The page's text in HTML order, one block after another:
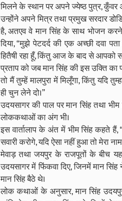
मिलने के स्थान पर अपने ज्येष्ठ पुत्र,
उन्होंने अपने मित्र तथा प्रमुख सरदार
है, अतएव वे मान सिंह के साथ भोजन करने
दिया, “मुझे पेटदर्द की एक अच्छी दवा
हितैषी रहा हूँ, किंतु आज के बाद से आपको
प्रताप को जब मान सिंह की इस उक्ति का
तो मैं तुम्हें मालपुरा में मिलूँगा, किंतु यदि
ही चुन लेने दो।”
उदयसागर की पाल पर मान सिंह तथा
लोककथाओं का अंग भी।
इस वार्तालाप के अंत में भीम सिंह कहते हैं,
सवारी करोगे, यदि ऐसा नहीं हुआ तो मेरा
मेवाड़ तथा जयपुर के राजपूतों के बीच
उदयसागर में फिंकवा दिए, जिनमें मान
मान सिंह बैठे थे।
लोक कथाओं के अनुसार, मान सिंह